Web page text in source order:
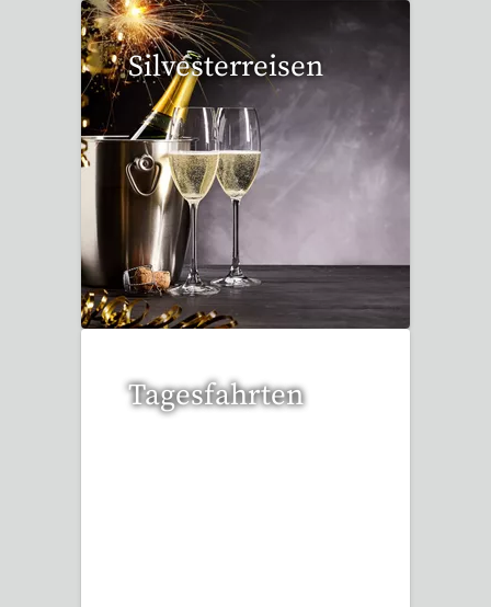
Silvesterreisen
32 Reisen gefunden
Tagesfahrten